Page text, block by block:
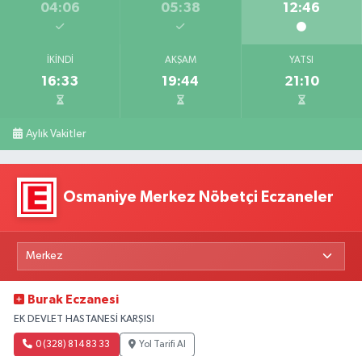
04:06 05:38 12:46
İKINDI
16:33
AKŞAM
19:44
YATSI
21:10
Aylık Vakitler
Osmaniye Merkez Nöbetçi Eczaneler
Burak Eczanesi
EK DEVLET HASTANESİ KARŞISI
0 (328) 814 83 33 Yol Tarifi Al